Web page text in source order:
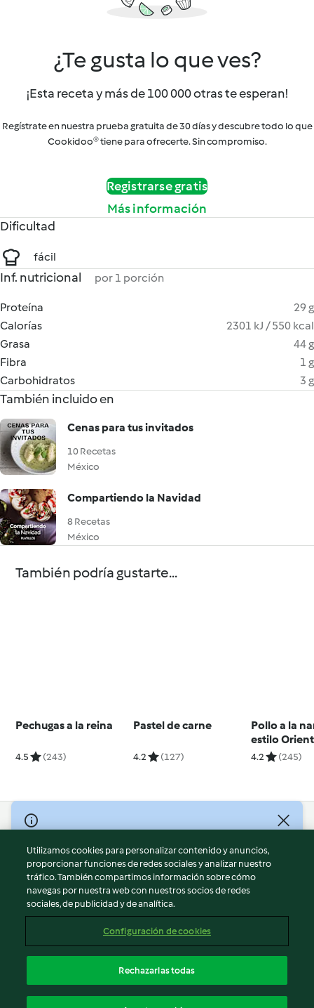
¿Te gusta lo que ves?
¡Esta receta y más de 100 000 otras te esperan!
Regístrate en nuestra prueba gratuita de 30 días y descubre todo lo que
Cookidoo® tiene para ofrecerte. Sin compromiso.
Registrarse gratis
Más información
Dificultad
fácil
Inf. nutricional por 1 porción
Proteína
29 g
Calorías
2301 kJ / 550 kcal
Grasa
44 g
Fibra
1 g
Carbohidratos
3 g
También incluido en
Cenas para tus invitados
10 Recetas
México
Compartiendo la Navidad
8 Recetas
México
También podría gustarte...
Pechugas a la reina
4.5 (243)
Pastel de carne
4.2 (127)
Pollo a la
estilo
4.2 (245)
© Copyright 2026
Términos de uso
Política de privacidad
Aviso legal
Información legal
Reportar contenido
Declaración de accesibilidad
Utilizamos cookies para personalizar contenido y anuncios,
proporcionar funciones de redes sociales y analizar nuestro
tráfico. También compartimos información sobre cómo
navegas por nuestra web con nuestros socios de redes
sociales, de publicidad y de analítica.
Configuración de cookies
Rechazarlas todas